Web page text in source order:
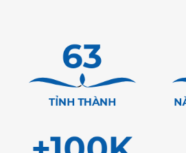
63
TỈNH THÀNH